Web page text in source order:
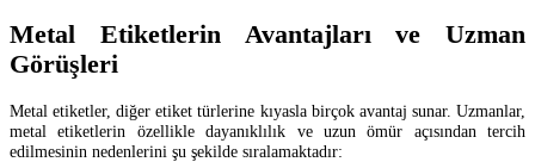
Metal Etiketlerin Avantajları ve Uzman
Görüşleri
Metal etiketler, diğer etiket türlerine kıyasla birçok avantaj sunar. Uzmanlar,
metal etiketlerin özellikle dayanıklılık ve uzun ömür açısından tercih
edilmesinin nedenlerini şu şekilde sıralamaktadır: